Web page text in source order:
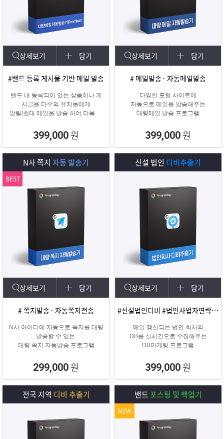
상세보기 담기
#밴드 등록 게시물 기반 메일 발송
밴드 내 등록되어 있는 상품이나 게
시글을 다수의 유저들에게
알림/초대 메일을 발송 하여 더욱 효
프로그램입니다.
399,000 원
상세보기 담기
# 메일발송· 자동메일발송
다양한 포털 사이트에
자동으로 메일을 발송해주는
대량메일 발송 프로그램
399,000 원
N사 쪽지 자동 발송기
상세보기 담기
# 쪽지발송· 자동쪽지전송
N사 아이디에 자동으로 쪽지를 대량
발송할 수 있는
대량 쪽지 자동발송 프로그램
299,000 원
BEST
신설 법인 디비추출기
상세보기 담기
#신설법인디비 #법인사업자연락처 #신규법인
매일 갱신되는 법인 회사의
DB를 실시간으로 수집해주는
DB마케팅 프로그램
399,000 원
전국 지역 디비 추출기 밴드포스팅 및 백업기
NEW